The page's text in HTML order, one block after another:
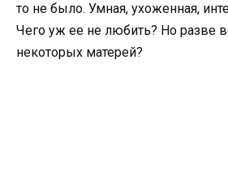
то не было. Умная, ухоженная,
Чего уж ее не любить? Но разве
некоторых матерей?